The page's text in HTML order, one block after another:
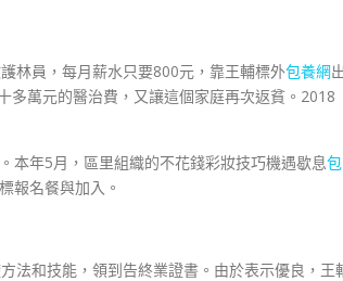
林員，每月薪水只要800元，靠王輔標外包養網
萬元的醫治費，又讓這個家庭再次返貧。2018
本年5月，區里組織的不花錢彩妝技巧機遇歇息包
報名餐與加入。
法和技能，領到告終業證書。由於表示優良，王